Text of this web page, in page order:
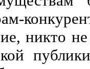
никто